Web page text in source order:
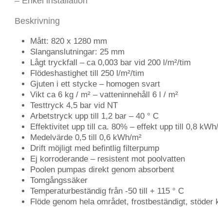
Beskrivning
Mått: 820 x 1280 mm
Slanganslutningar: 25 mm
Lågt tryckfall – ca 0,003 bar vid 200 l/m²/tim
Flödeshastighet till 250 l/m²/tim
Gjuten i ett stycke – homogen svart
Vikt ca 6 kg / m² – vatteninnehåll 6 l / m²
Testtryck 4,5 bar vid NT
Arbetstryck upp till 1,2 bar – 40 ° C
Effektivitet upp till ca. 80% – effekt upp till 0,8
Medelvärde 0,5 till 0,6 kWh/m²
Drift möjligt med befintlig filterpump
Ej korroderande – resistent mot poolvatten
Poolen pumpas direkt genom absorbent
Tomgångssäker
Temperaturbeständig från -50 till + 115 ° C
Flöde genom hela området, frostbeständigt, stöder